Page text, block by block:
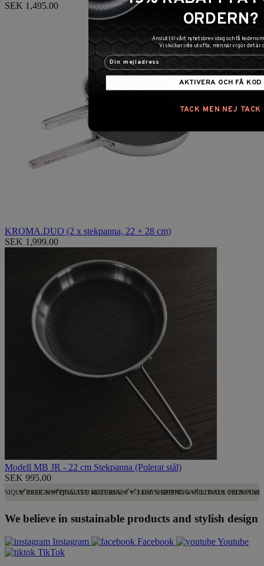
SEK 1,495.00
KROMA.DUO (2 x stekpanna, 22 + 28 cm)
SEK 1,999.00
Modell MB JR - 22 cm Stekpanna (Polerat stål)
SEK 995.00
DESIGN QUALITY MATERIALS FAST SHIPPING WORLDWIDE FROM
FREE SHIPPING AND RETURNS 1-3 DAYS SHIPPING 30 DAYS OPEN
We believe in sustainable products and stylish design
Instagram Facebook
Youtube
TikTok
ORDERN?
Anslut till vårt nyhetsbrev idag och få koden
Vi skickar inte ut ofta, men när vi gör det är
AKTIVERA OCH FÅ KOD
TACK MEN NEJ TACK